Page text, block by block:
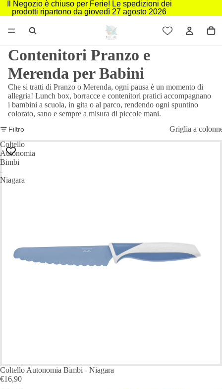
Il Negozio è chiuso per Ferie! Le spedizioni dei
prodotti ripartono da giovedì 27 agosto 2026
Contenitori Pranzo e
Merenda per Babini
Che si tratti di Pranzo o Merenda, ogni pausa è un momento di
allegria! Lunch box, borracce e contenitori pratici accompagnano
i bambini a scuola, in gita o al parco, rendendo ogni spuntino
colorato, sano e sempre a misura di piccole mani.
Filtro
Griglia a
Coltello
Autonomia
Bimbi
-
Niagara
Coltello Autonomia Bimbi - Niagara
€16,90